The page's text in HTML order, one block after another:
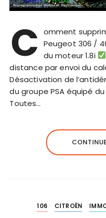
C omment
Peugeot 306 /
du moteur 1.8i
distance par envoi du
Désactivation de
du groupe PSA équipé
Toutes…
106 CITROËN